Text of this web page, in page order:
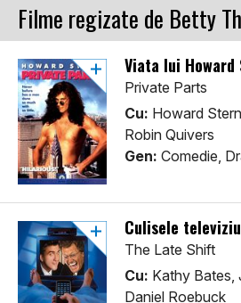
Filme regizate de Betty
Viata lui Howard
Private Parts
Cu: Howard
Robin Quivers
Gen: Comedie,
Culisele
The Late Shift
Cu: Kathy Bates,
Daniel Roebuck